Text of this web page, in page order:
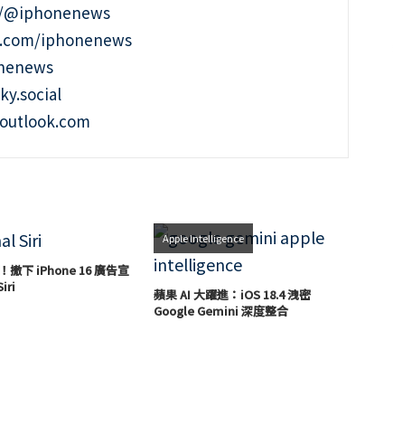
iphonenews
撤下 iPhone 16 廣告宣
Apple Intelligence
蘋果 AI 大躍進：iOS 18.4 洩密
Google Gemini 深度整合